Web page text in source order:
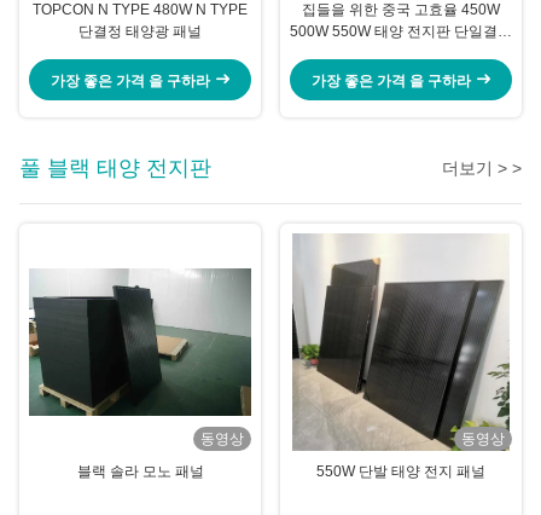
TOPCON N TYPE 480W N TYPE
단결정 태양광 패널
가장 좋은 가격 을 구하라
집들을 위한 중국 고효율 450W
500W 550W 태양 전지판 단일결정
장비
가장 좋은 가격 을 구하라
풀 블랙 태양 전지판 더보기 > >
동영상
블랙 솔라 모노 패널
동영상
550W 단발 태양 전지 패널